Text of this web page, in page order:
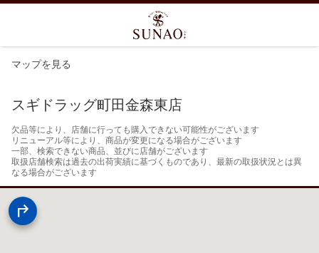
マップを見る
スギドラッグ町田金森東店
欠品等により、店舗に行っても購入できない可能性がございます
リニューアル等により、商品が変更になる場合がございます
一部、検索できない商品、並びに店舗がございます
取扱店舗検索は過去の出荷実績に基づくものであり、最新の取扱状況とは異
なる場合がございます